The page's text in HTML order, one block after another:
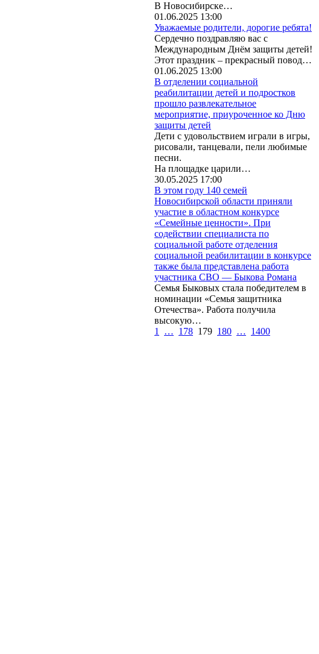
В Новосибирске…
01.06.2025 13:00
Уважаемые родители, дорогие ребята!
Сердечно поздравляю вас с
Международным Днём защиты детей!
Этот праздник – прекрасный повод…
01.06.2025 13:00
В отделении социальной
реабилитации детей и подростков
прошло развлекательное
мероприятие, приуроченное ко Дню
защиты детей
Дети с удовольствием играли в игры,
рисовали, танцевали, пели любимые
песни.
На площадке царили…
30.05.2025 17:00
В этом году 140 семей
Новосибирской области приняли
участие в областном конкурсе
«Семейные ценности». При
содействии специалиста по
социальной работе отделения
социальной реабилитации в конкурсе
также была представлена работа
участника СВО — Быкова Романа
Семья Быковых стала победителем в
номинации «Семья защитника
Отечества». Работа получила
высокую…
1
… 178 179 180 … 1400